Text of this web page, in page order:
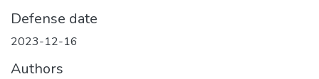
Defense date
2023-12-16
Authors